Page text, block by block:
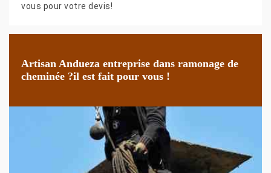
vous pour votre devis!
Artisan Andueza entreprise dans ramonage de
cheminée ?il est fait pour vous !